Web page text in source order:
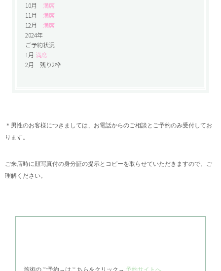
10月 満席
11月 満席
12月 満席
2024年
ご予約状況
1月 満席
2月 残り2枠
＊男性のお客様につきましては、お電話からのご相談とご予約のみ受付してお
ります。
ご来店時に顔写真付の身分証の提示とコピーを取らせていただきますので、ご
理解ください。
施術のご予約→はこちらをクリック→ 予約サイトへ